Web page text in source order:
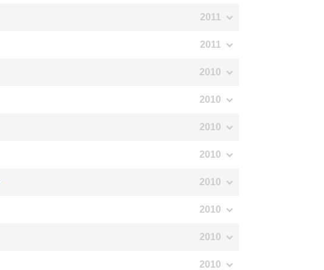
2011
2011
2010
2010
2010
2010
2010
2010
2010
2010